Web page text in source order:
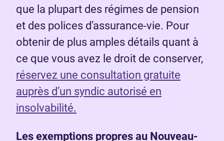
que la plupart des régimes de pension
et des polices d’assurance-vie. Pour
obtenir de plus amples détails quant à
ce que vous avez le droit de conserver,
réservez une consultation gratuite
auprès d’un syndic autorisé en
insolvabilité.
Les exemptions propres au Nouveau-